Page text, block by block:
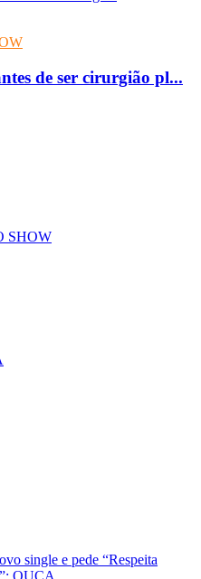
de ser cirurgião pl...